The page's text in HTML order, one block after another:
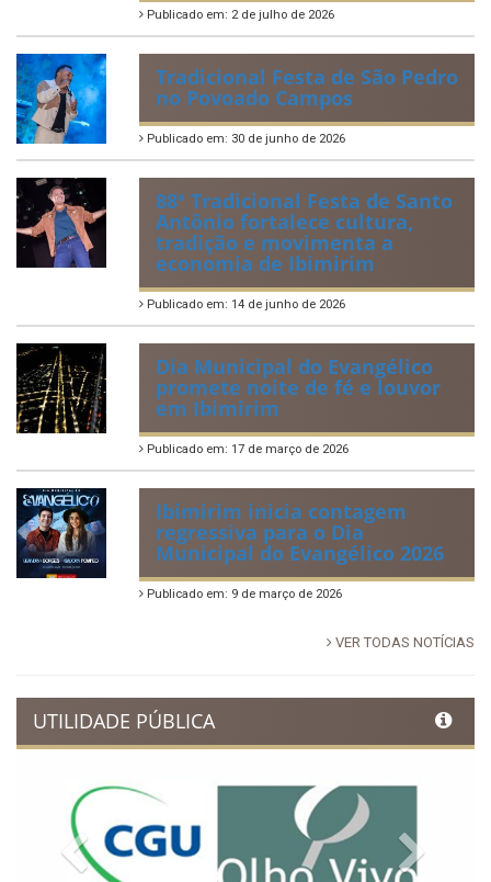
Publicado em: 2 de julho de 2026
Tradicional Festa de São Pedro
no Povoado Campos
Publicado em: 30 de junho de 2026
88ª Tradicional Festa de Santo
Antônio fortalece cultura,
tradição e movimenta a
economia de Ibimirim
Publicado em: 14 de junho de 2026
Dia Municipal do Evangélico
promete noite de fé e louvor
em Ibimirim
Publicado em: 17 de março de 2026
Ibimirim inicia contagem
regressiva para o Dia
Municipal do Evangélico 2026
Publicado em: 9 de março de 2026
VER TODAS NOTÍCIAS
UTILIDADE PÚBLICA
Previous